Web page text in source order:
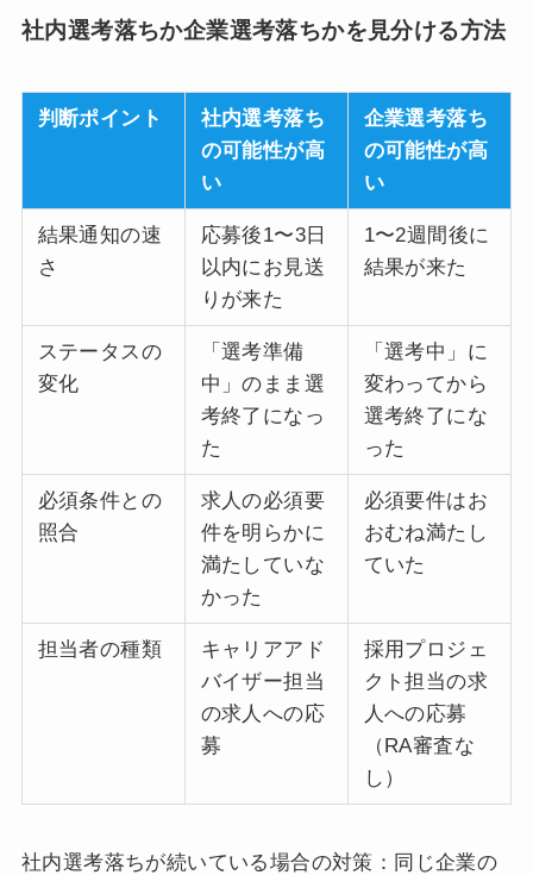
社内選考落ちか企業選考落ちかを見分ける方法
判断ポイント
社内選考落ち
の可能性が高
い
企業選考落ち
の可能性が高
い
結果通知の速
さ
応募後1〜3日
以内にお見送
りが来た
1〜2週間後に
結果が来た
ステータスの
変化
「選考準備
中」のまま選
考終了になっ
た
「選考中」に
変わってから
選考終了にな
った
必須条件との
照合
求人の必須要
件を明らかに
満たしていな
かった
必須要件はお
おむね満たし
ていた
担当者の種類
キャリアアド
バイザー担当
の求人への応
募
採用プロジェ
クト担当の求
人への応募
（RA審査な
し）
社内選考落ちが続いている場合の対策：同じ企業の